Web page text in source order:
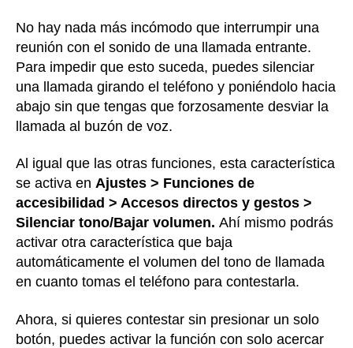
No hay nada más incómodo que interrumpir una
reunión con el sonido de una llamada entrante.
Para impedir que esto suceda, puedes silenciar
una llamada girando el teléfono y poniéndolo hacia
abajo sin que tengas que forzosamente desviar la
llamada al buzón de voz.
Al igual que las otras funciones, esta característica
se activa en Ajustes > Funciones de
accesibilidad > Accesos directos y gestos >
Silenciar tono/Bajar volumen. Ahí mismo podrás
activar otra característica que baja
automáticamente el volumen del tono de llamada
en cuanto tomas el teléfono para contestarla.
Ahora, si quieres contestar sin presionar un solo
botón, puedes activar la función con solo acercar